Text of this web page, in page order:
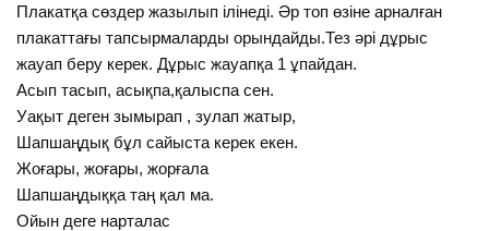
Плакатқа сөздер жазылып ілінеді. Әр топ өзіне арналған
плакаттағы тапсырмаларды орындайды.Тез әрі дұрыс
жауап беру керек. Дұрыс жауапқа 1 ұпайдан.
Асып тасып, асықпа,қалыспа сен.
Уақыт деген зымырап , зулап жатыр,
Шапшаңдық бұл сайыста керек екен.
Жоғары, жоғары, жорғала
Шапшаңдыққа таң қал ма.
Ойын деге нарталас